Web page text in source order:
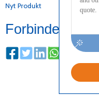
Nyt Produkt
Forbinde